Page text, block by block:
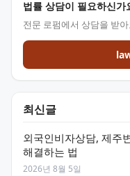
법률 상담이 필요하신가
전문 로펌에서 상담을 받
최신글
외국인비자상담, 제주
해결하는 법
2026년 8월 5일